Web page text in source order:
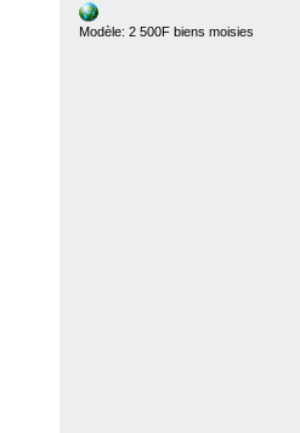
Modèle: 2 500F biens moisies